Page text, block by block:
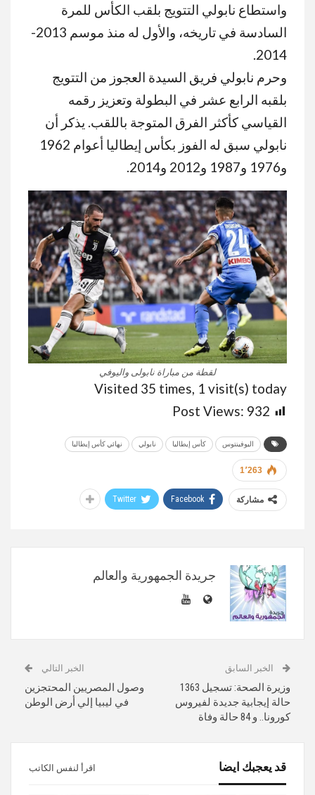
واستطاع نابولي التتويج بلقب الكأس للمرة
السادسة في تاريخه، والأول له منذ موسم 2013-
2014.
وحرم نابولي فريق السيدة العجوز من التتويج
بلقبه الرابع عشر في البطولة وتعزيز رقمه
القياسي كأكثر الفرق المتوجة باللقب. يذكر أن
نابولي سبق له الفوز بكأس إيطاليا أعوام 1962
و1976 و1987 و2012 و2014.
لقطة من مباراة نابولى واليوفي
Visited 35 times, 1 visit(s) today
Post Views: 932
اليوفينتوس كأس إيطاليا نابولي نهائي كأس إيطاليا
1٬263
مشاركة Facebook
Twitter
جريدة الجمهورية والعالم
الخبر السابق
وزيرة الصحة: تسجيل 1363
حالة إيجابية جديدة لفيروس
كورونا.. و 84 حالة وفاة
الخبر التالي
وصول المصريين المحتجزين
في ليبيا إلي أرض الوطن
قد يعجبك ايضا اقرأ لنفس الكاتب